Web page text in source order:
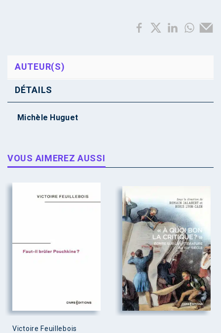
AUTEUR(S)
DÉTAILS
Michèle Huguet
VOUS AIMEREZ AUSSI
Victoire Feuillebois